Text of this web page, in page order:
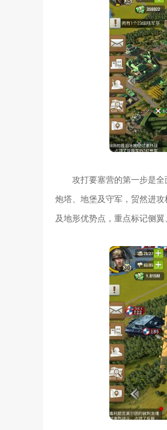
攻打要塞营的第一步是
炮塔、地堡及守军，贸然进
及地形优势点，重点标记侧